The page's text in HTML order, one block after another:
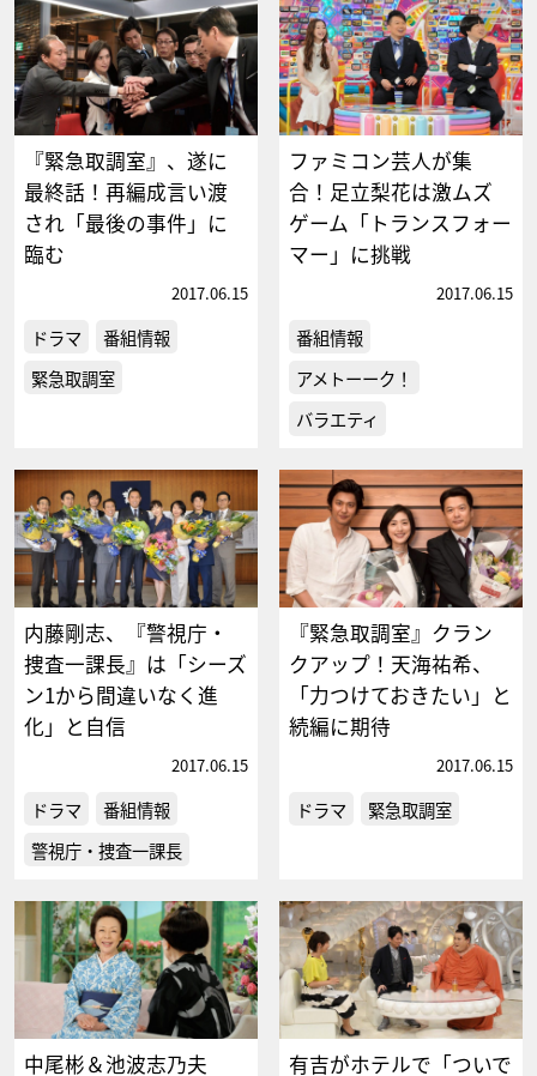
『緊急取調室』、遂に
最終話！再編成言い渡
され「最後の事件」に
臨む
2017.06.15
ドラマ
番組情報
緊急取調室
ファミコン芸人が集
合！足立梨花は激ムズ
ゲーム「トランスフォー
マー」に挑戦
2017.06.15
番組情報
アメトーーク！
バラエティ
内藤剛志、『警視庁・
捜査一課長』は「シーズ
ン1から間違いなく進
化」と自信
2017.06.15
ドラマ
番組情報
警視庁・捜査一課長
『緊急取調室』クラン
クアップ！天海祐希、
「力つけておきたい」と
続編に期待
2017.06.15
ドラマ 緊急取調室
中尾彬＆池波志乃夫 有吉がホテルで「ついで